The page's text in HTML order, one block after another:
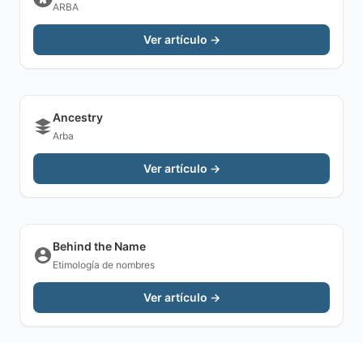
ARBA
Ver artículo →
Ancestry
Arba
Ver artículo →
Behind the Name
Etimología de nombres
Ver artículo →